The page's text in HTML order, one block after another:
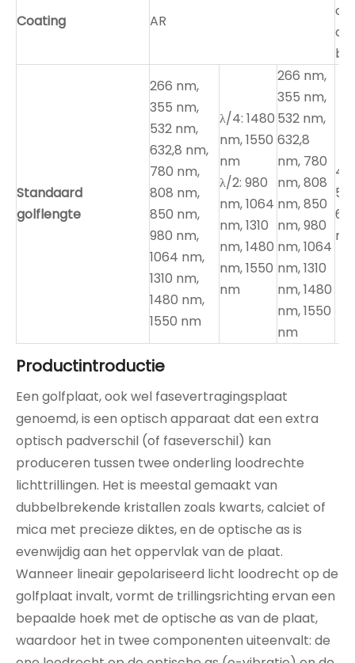
Coating AR
Standaard
golflengte
266 nm,
355 nm,
532 nm,
632,8 nm,
780 nm,
808 nm,
850 nm,
980 nm,
1064 nm,
1310 nm,
1480 nm,
1550 nm
λ/4: 1480
nm, 1550
nm
λ/2: 980
nm, 1064
nm, 1310
nm, 1480
nm, 1550
nm
266 nm,
355 nm,
532 nm,
632,8
nm, 780
nm, 808
nm, 850
nm, 980
nm, 1064
nm, 1310
nm, 1480
nm, 1550
nm
Productintroductie
Een golfplaat, ook wel fasevertragingsplaat
genoemd, is een optisch apparaat dat een extra
optisch padverschil (of faseverschil) kan
produceren tussen twee onderling loodrechte
lichttrillingen. Het is meestal gemaakt van
dubbelbrekende kristallen zoals kwarts, calciet of
mica met precieze diktes, en de optische as is
evenwijdig aan het oppervlak van de plaat.
Wanneer lineair gepolariseerd licht loodrecht op de
golfplaat invalt, vormt de trillingsrichting ervan een
bepaalde hoek met de optische as van de plaat,
waardoor het in twee componenten uiteenvalt: de